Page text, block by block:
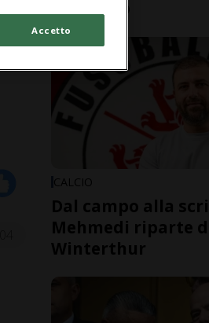
CALCIO
Dal campo alla
Mehmedi riparte
Winterthur
Accetto